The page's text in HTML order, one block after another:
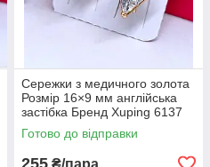
Сережки з медичного золота
Розмір 16×9 мм англійська
застібка Бренд Xuping 6137
Готово до відправки
₴/пара